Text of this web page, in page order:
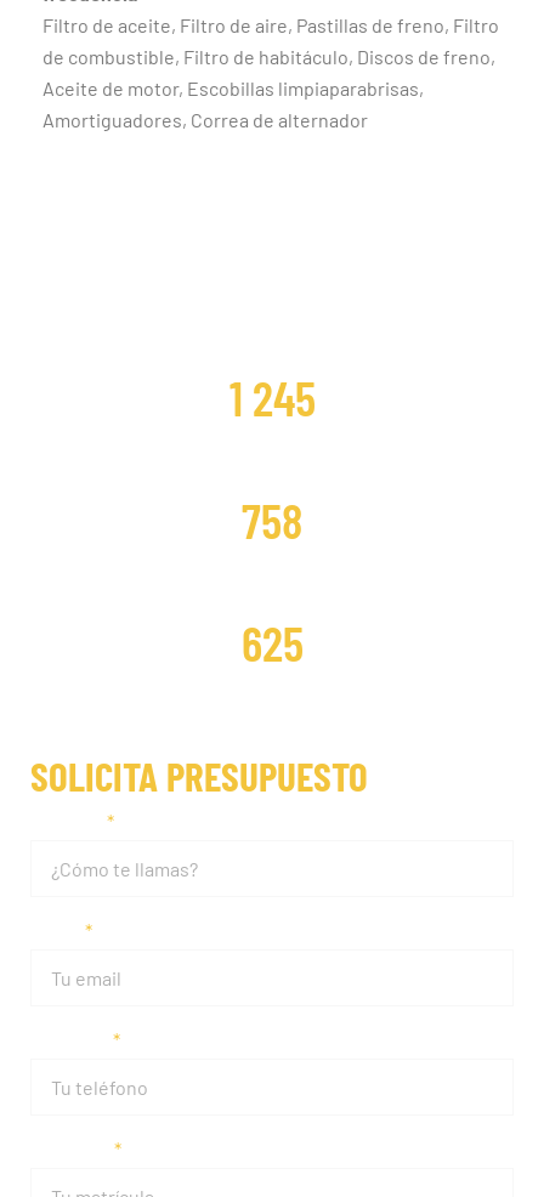
Filtro de aceite, Filtro de aire, Pastillas de freno, Filtro
de combustible, Filtro de habitáculo, Discos de freno,
Aceite de motor, Escobillas limpiaparabrisas,
Amortiguadores, Correa de alternador
SOLICITA PRESUPUESTO
1 245
758
625